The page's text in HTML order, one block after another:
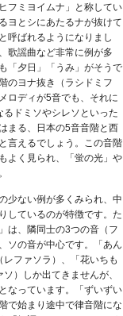
フミヨイムナ」と称してい
ヨとシにあたるナが抜けて
呼ばれるようになりまし
歌謡曲など非常に例が多
「夕日」「うみ」がそうで
のヨナ抜き（ラシドミフ
ロディが5音でも、それに
ドミソやシレソといった
まる、日本の5音音階と西
言えるでしょう。この音階
よく見られ、「蛍の光」や
少ない例が多くみられ、中
しているのが特徴です。た
は、隣同士の3つの音（フ
ソの音が中心です。「あん
ファソラ）、「花いちも
）しか出てきませんが、
なっています。「ずいずい
で始まり途中で律音階にな